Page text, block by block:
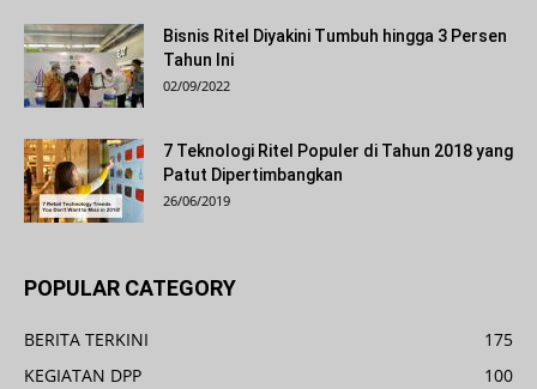
Bisnis Ritel Diyakini Tumbuh hingga 3 Persen
Tahun Ini
02/09/2022
7 Teknologi Ritel Populer di Tahun 2018 yang
Patut Dipertimbangkan
26/06/2019
POPULAR CATEGORY
BERITA TERKINI
175
KEGIATAN DPP
100